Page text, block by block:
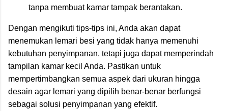
tanpa membuat kamar tampak berantakan.
Dengan mengikuti tips-tips ini, Anda akan dapat
menemukan lemari besi yang tidak hanya memenuhi
kebutuhan penyimpanan, tetapi juga dapat memperindah
tampilan kamar kecil Anda. Pastikan untuk
mempertimbangkan semua aspek dari ukuran hingga
desain agar lemari yang dipilih benar-benar berfungsi
sebagai solusi penyimpanan yang efektif.